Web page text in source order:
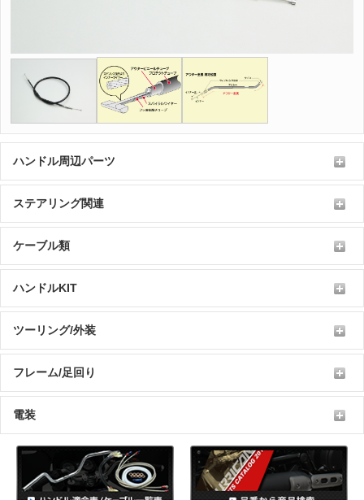
ハンドル周辺パーツ
ステアリング関連
ケーブル類
ハンドルKIT
ツーリング/外装
フレーム/足回り
電装